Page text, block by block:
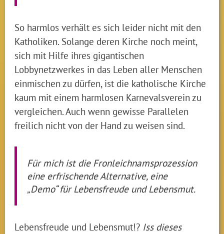
So harmlos verhält es sich leider nicht mit den
Katholiken. Solange deren Kirche noch meint,
sich mit Hilfe ihres gigantischen
Lobbynetzwerkes in das Leben aller Menschen
einmischen zu dürfen, ist die katholische Kirche
kaum mit einem harmlosen Karnevalsverein zu
vergleichen. Auch wenn gewisse Parallelen
freilich nicht von der Hand zu weisen sind.
Für mich ist die Fronleichnamsprozession
eine erfrischende Alternative, eine
„Demo“ für Lebensfreude und Lebensmut.
Lebensfreude und Lebensmut!? Iss dieses